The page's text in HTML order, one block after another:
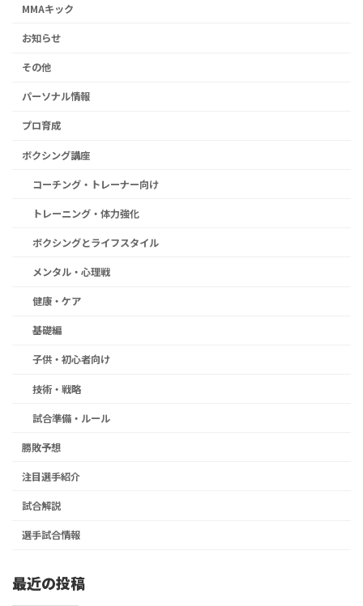
MMAキック
お知らせ
その他
パーソナル情報
プロ育成
ボクシング講座
コーチング・トレーナー向け
トレーニング・体力強化
ボクシングとライフスタイル
メンタル・心理戦
健康・ケア
基礎編
子供・初心者向け
技術・戦略
試合準備・ルール
勝敗予想
注目選手紹介
試合解説
選手試合情報
最近の投稿